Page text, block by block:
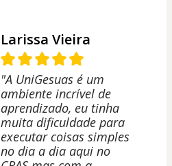
Larissa Vieira
"A UniGesuas é um
ambiente incrível de
aprendizado, eu tinha
muita dificuldade para
executar coisas simples
no dia a dia aqui no